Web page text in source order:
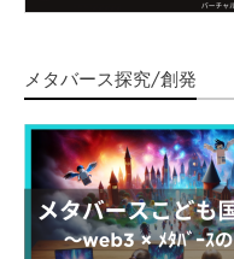
メタバース探究/創発